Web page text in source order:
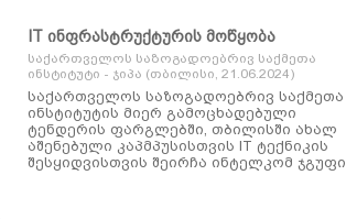
IT ინფრასტრუქტურის მოწყობა
საქართველოს საზოგადოებრივ საქმეთა
ინსტიტუტი - ჯიპა (თბილისი, 21.06.2024)
საქართველოს საზოგადოებრივ საქმეთა
ინსტიტუტის მიერ გამოცხადებული
ტენდერის ფარგლებში, თბილისში ახალ
აშენებული კაპმპუსისთვის IT ტექნიკის
შესყიდვისთვის შეირჩა ინტელკომ ჯგუფი.